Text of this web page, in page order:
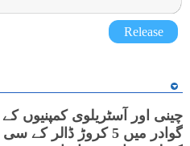
Release
چینی اور آسٹریلوی کمپنیوں کے
گوادر میں 5 کروڑ ڈالر